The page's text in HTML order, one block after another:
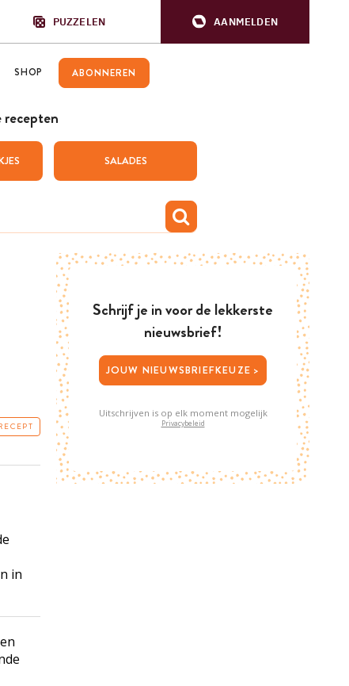
PUZZELEN AANMELDEN
SHOP ABONNEREN
recepten
SALADES
in
Schrijf je in voor de lekkerste
nieuwsbrief!
JOUW NIEUWSBRIEFKEUZE >
Uitschrijven is op elk moment mogelijk
Privacybeleid